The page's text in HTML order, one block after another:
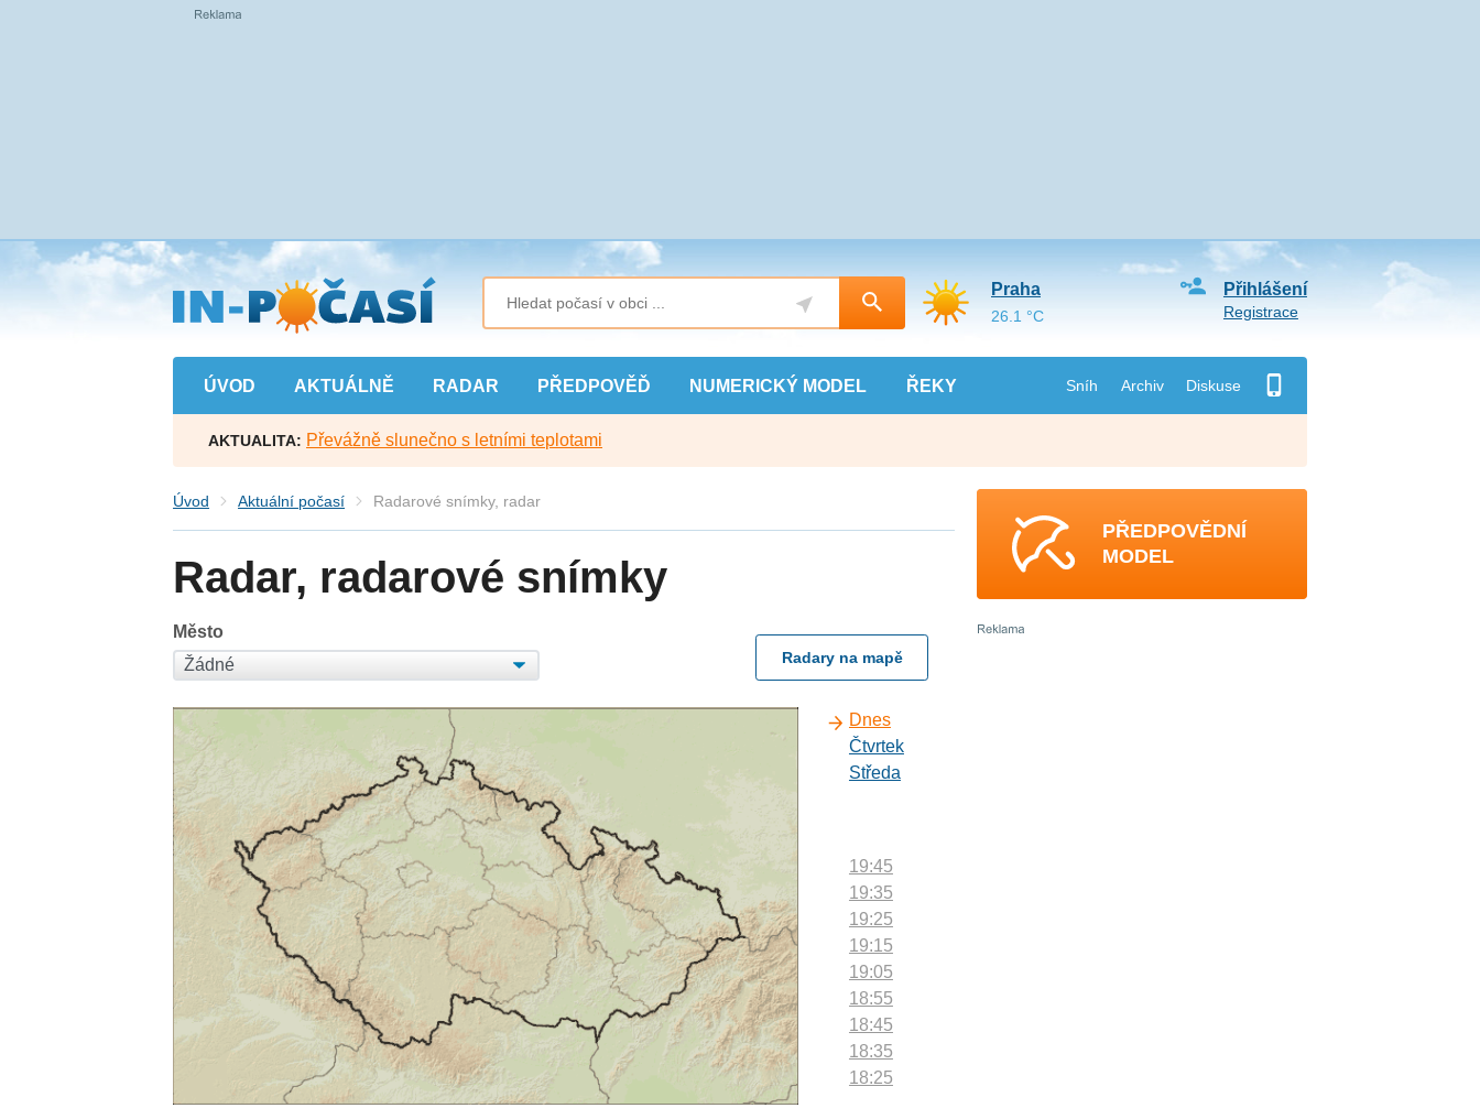
Přejít
na
hlavní
obsah
ÚVOD AKTUÁLNĚ RADAR PŘEDPOVĚĎ NUMERICKÝ MODEL ŘEKY Sníh Archiv Diskuse
Přihlášení
Registrace
Praha
26.1 °C
AKTUALITA: Převážně slunečno s letními teplotami
Úvod Aktuální počasí Radarové snímky, radar
Radar, radarové snímky
Město
Radary na mapě
Dnes
Čtvrtek
Středa
19:45
19:35
19:25
19:15
19:05
18:55
18:45
18:35
18:25
PŘEDPOVĚDNÍ
MODEL